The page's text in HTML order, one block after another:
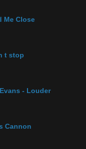
Me Close
t stop
- Louder
Cannon